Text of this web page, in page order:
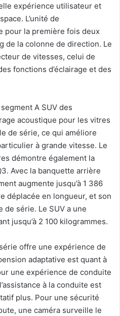
expérience utilisateur et
L’unité de
pour la première fois deux
de la colonne de direction. Le
de vitesses, celui de
fonctions d’éclairage et des
A SUV des
acoustique pour les vitres
de série, ce qui améliore
à grande vitesse. Le
démontre également la
Avec la banquette arrière
augmente jusqu’à 1 386
déplacée en longueur, et son
série. Le SUV a une
jusqu’à 2 100 kilogrammes.
offre une expérience de
adaptative est quant à
une expérience de conduite
à la conduite est
plus. Pour une sécurité
une caméra surveille le